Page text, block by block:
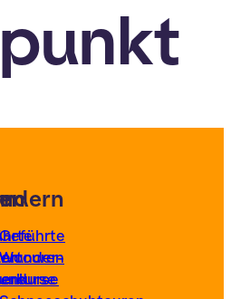
Geführte
Wander-
und